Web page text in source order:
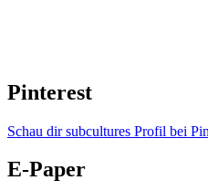
Pinterest
Schau dir subcultures Profil bei
E-Paper